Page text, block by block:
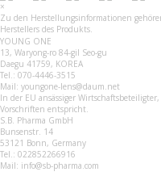
×
Zu den Herstellungsinformationen
Herstellers des Produkts.
YOUNG ONE
13, Waryong-ro 84-gil Seo-gu
Daegu 41759, KOREA
Tel.: 070-4446-3515
Mail: youngone-lens@daum.net
In der EU ansässiger
Vorschriften entspricht.
S.B. Pharma GmbH
Bunsenstr. 14
53121 Bonn, Germany
Tel.: 022852266916
Mail: info@sb-pharma.com